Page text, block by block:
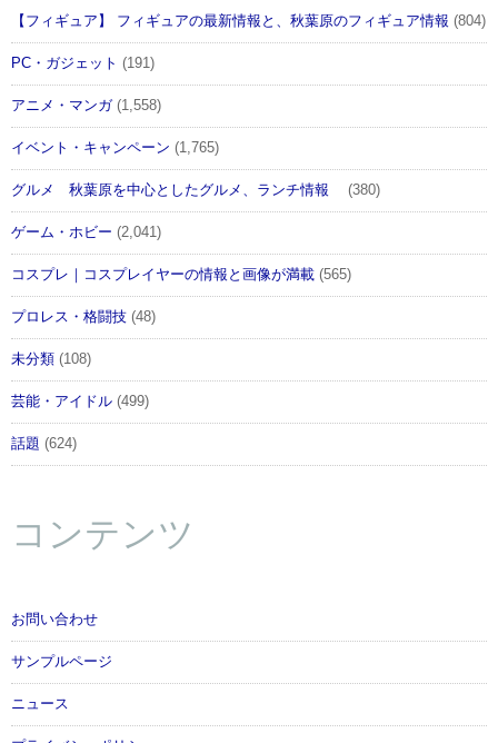
【フィギュア】 フィギュアの最新情報と、秋葉原のフィギュア情報 (804)
PC・ガジェット (191)
アニメ・マンガ(1,558)
イベント・キャンペーン (1,765)
グルメ 秋葉原を中心としたグルメ、ランチ情報 (380)
ゲーム・ホビー (2,041)
コスプレ｜コスプレイヤーの情報と画像が満載 (565)
プロレス・格闘技 (48)
未分類 (108)
芸能・アイドル (499)
話題 (624)
コンテンツ
お問い合わせ
サンプルページ
ニュース